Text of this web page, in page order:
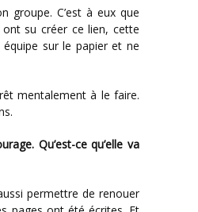
su créer ce lien, cette
sur le papier et ne